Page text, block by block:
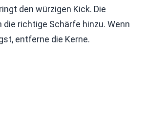
den würzigen Kick. Die
die richtige Schärfe hinzu. Wenn
entferne die Kerne.